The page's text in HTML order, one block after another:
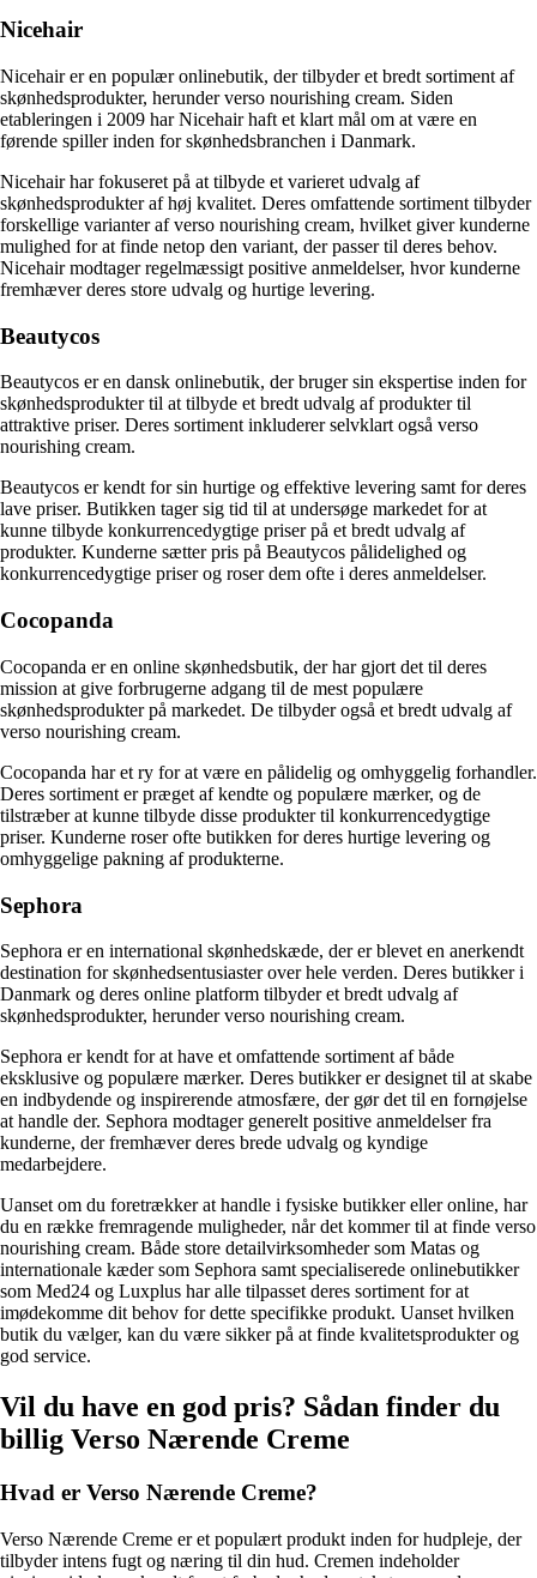
Nicehair
Nicehair er en populær onlinebutik, der tilbyder et bredt sortiment af
skønhedsprodukter, herunder verso nourishing cream. Siden
etableringen i 2009 har Nicehair haft et klart mål om at være en
førende spiller inden for skønhedsbranchen i Danmark.
Nicehair har fokuseret på at tilbyde et varieret udvalg af
skønhedsprodukter af høj kvalitet. Deres omfattende sortiment tilbyder
forskellige varianter af verso nourishing cream, hvilket giver kunderne
mulighed for at finde netop den variant, der passer til deres behov.
Nicehair modtager regelmæssigt positive anmeldelser, hvor kunderne
fremhæver deres store udvalg og hurtige levering.
Beautycos
Beautycos er en dansk onlinebutik, der bruger sin ekspertise inden for
skønhedsprodukter til at tilbyde et bredt udvalg af produkter til
attraktive priser. Deres sortiment inkluderer selvklart også verso
nourishing cream.
Beautycos er kendt for sin hurtige og effektive levering samt for deres
lave priser. Butikken tager sig tid til at undersøge markedet for at
kunne tilbyde konkurrencedygtige priser på et bredt udvalg af
produkter. Kunderne sætter pris på Beautycos pålidelighed og
konkurrencedygtige priser og roser dem ofte i deres anmeldelser.
Cocopanda
Cocopanda er en online skønhedsbutik, der har gjort det til deres
mission at give forbrugerne adgang til de mest populære
skønhedsprodukter på markedet. De tilbyder også et bredt udvalg af
verso nourishing cream.
Cocopanda har et ry for at være en pålidelig og omhyggelig forhandler.
Deres sortiment er præget af kendte og populære mærker, og de
tilstræber at kunne tilbyde disse produkter til konkurrencedygtige
priser. Kunderne roser ofte butikken for deres hurtige levering og
omhyggelige pakning af produkterne.
Sephora
Sephora er en international skønhedskæde, der er blevet en anerkendt
destination for skønhedsentusiaster over hele verden. Deres butikker i
Danmark og deres online platform tilbyder et bredt udvalg af
skønhedsprodukter, herunder verso nourishing cream.
Sephora er kendt for at have et omfattende sortiment af både
eksklusive og populære mærker. Deres butikker er designet til at skabe
en indbydende og inspirerende atmosfære, der gør det til en fornøjelse
at handle der. Sephora modtager generelt positive anmeldelser fra
kunderne, der fremhæver deres brede udvalg og kyndige
medarbejdere.
Uanset om du foretrækker at handle i fysiske butikker eller online, har
du en række fremragende muligheder, når det kommer til at finde verso
nourishing cream. Både store detailvirksomheder som Matas og
internationale kæder som Sephora samt specialiserede onlinebutikker
som Med24 og Luxplus har alle tilpasset deres sortiment for at
imødekomme dit behov for dette specifikke produkt. Uanset hvilken
butik du vælger, kan du være sikker på at finde kvalitetsprodukter og
god service.
Vil du have en god pris? Sådan finder du
billig Verso Nærende Creme
Hvad er Verso Nærende Creme?
Verso Nærende Creme er et populært produkt inden for hudpleje, der
tilbyder intens fugt og næring til din hud. Cremen indeholder